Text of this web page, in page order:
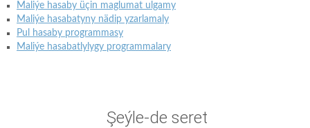
Maliýe hasaby üçin maglumat ulgamy
Maliýe hasabatyny nädip yzarlamaly
Pul hasaby programmasy
Maliýe hasabatlylygy programmalary
Şeýle-de seret